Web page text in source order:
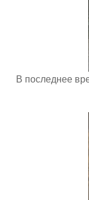
В последнее